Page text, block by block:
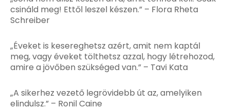
csináld meg! Ettől leszel készen.” – Flora Rheta
Schreiber
„Éveket is kesereghetsz azért, amit nem kaptál
meg, vagy éveket tölthetsz azzal, hogy létrehozod,
amire a jövőben szükséged van.” – Tavi Kata
„A sikerhez vezető legrövidebb út az, amelyiken
elindulsz.” – Ronil Caine